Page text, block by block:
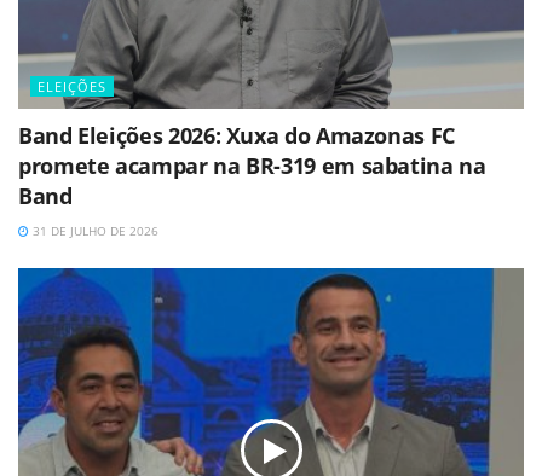
ELEIÇÕES
Band Eleições 2026: Xuxa do Amazonas FC
promete acampar na BR-319 em sabatina na
Band
31 DE JULHO DE 2026